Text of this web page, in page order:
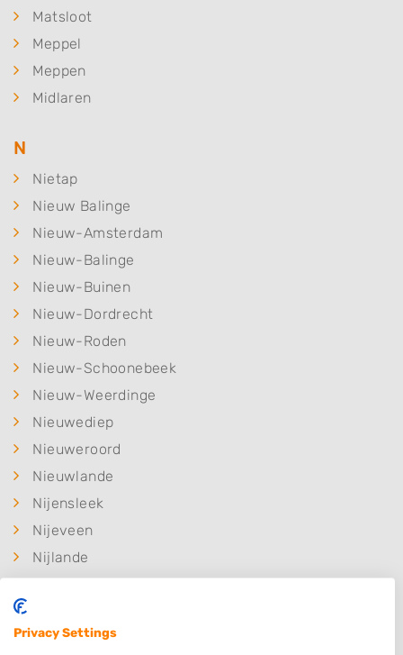
Matsloot
Meppel
Meppen
Midlaren
N
Nietap
Nieuw Balinge
Nieuw-Amsterdam
Nieuw-Balinge
Nieuw-Buinen
Nieuw-Dordrecht
Nieuw-Roden
Nieuw-Schoonebeek
Nieuw-Weerdinge
Nieuwediep
Nieuweroord
Nieuwlande
Nijensleek
Nijeveen
Nijlande
Noordscheschut
Privacy Settings